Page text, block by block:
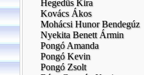
Hegedüs Kira
Kovács Ákos
Mohácsi Hunor Bendegúz
Nyekita Benett Ármin
Pongó Amanda
Pongó Kevin
Pongó Zsolt